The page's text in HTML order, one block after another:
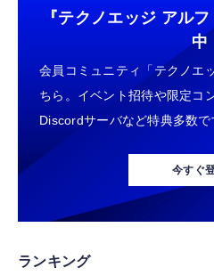
『テクノエッジ アルフ
中
会員コミュニティ「テクノエ
ちら。イベント招待や限定コ
Discordサーバなど特典多数で
今すぐ
ランキング